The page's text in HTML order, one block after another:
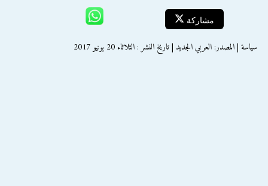
مشاركة
سياسة | المصدر: العربي الجديد | تاريخ النشر : الثلاثاء 20 يونيو 2017